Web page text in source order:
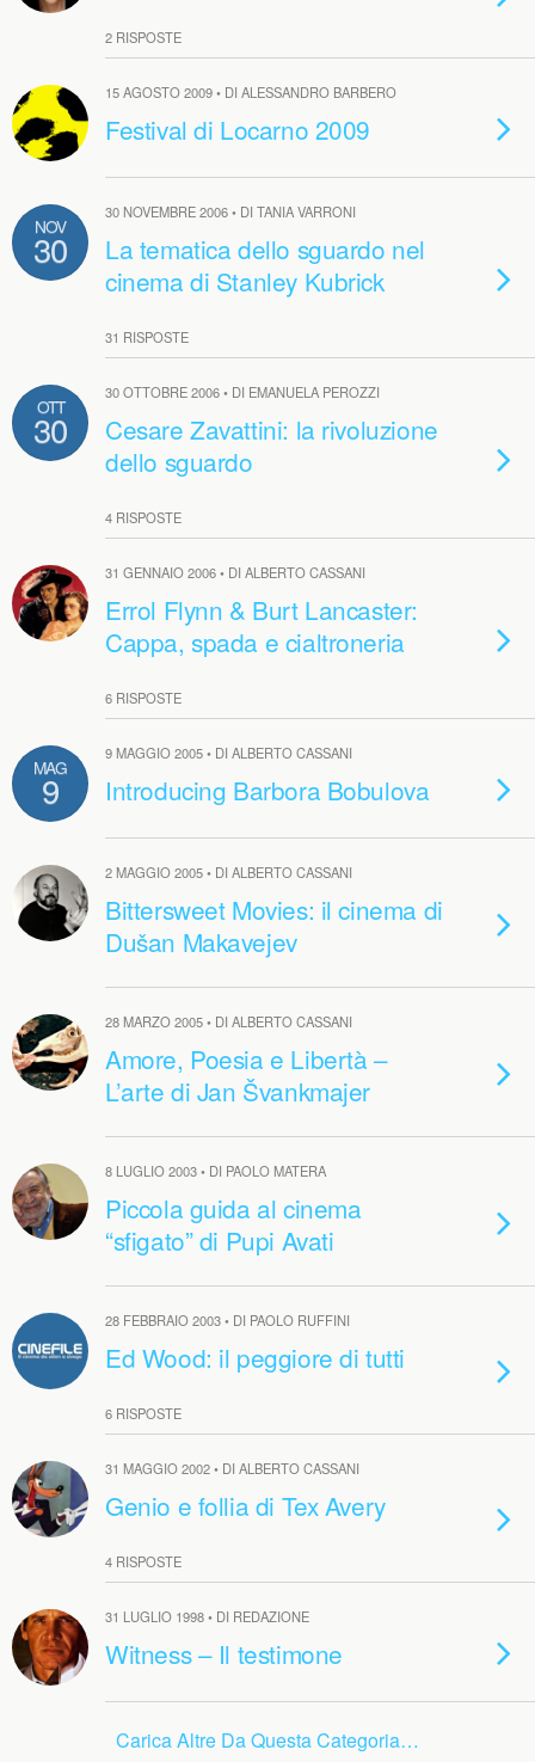
2 RISPOSTE
15 AGOSTO 2009 • DI ALESSANDRO BARBERO
Festival di Locarno 2009
NOV
30
30 NOVEMBRE 2006 • DI TANIA VARRONI
La tematica dello sguardo nel
cinema di Stanley Kubrick
31 RISPOSTE
OTT
30
30 OTTOBRE 2006 • DI EMANUELA PEROZZI
Cesare Zavattini: la rivoluzione
dello sguardo
4 RISPOSTE
31 GENNAIO 2006 • DI ALBERTO CASSANI
Errol Flynn & Burt Lancaster:
Cappa, spada e cialtroneria
6 RISPOSTE
MAG
9
9 MAGGIO 2005 • DI ALBERTO CASSANI
Introducing Barbora Bobulova
2 MAGGIO 2005 • DI ALBERTO CASSANI
Bittersweet Movies: il cinema di
Dušan Makavejev
28 MARZO 2005 • DI ALBERTO CASSANI
Amore, Poesia e Libertà –
L’arte di Jan Švankmajer
8 LUGLIO 2003 • DI PAOLO MATERA
Piccola guida al cinema
“sfigato” di Pupi Avati
28 FEBBRAIO 2003 • DI PAOLO RUFFINI
Ed Wood: il peggiore di tutti
6 RISPOSTE
31 MAGGIO 2002 • DI ALBERTO CASSANI
Genio e follia di Tex Avery
4 RISPOSTE
31 LUGLIO 1998 • DI REDAZIONE
Witness – Il testimone
Carica Altre Da Questa Categoria…